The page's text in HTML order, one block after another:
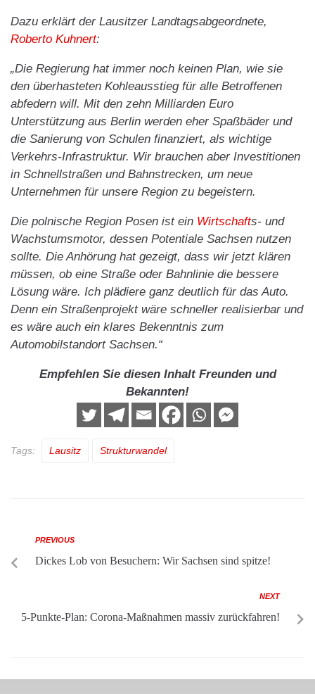
Dazu erklärt der Lausitzer Landtagsabgeordnete,
Roberto Kuhnert:
„Die Regierung hat immer noch keinen Plan, wie sie
den überhasteten Kohleausstieg für alle Betroffenen
abfedern will. Mit den zehn Milliarden Euro
Unterstützung aus Berlin werden eher Spaßbäder und
die Sanierung von Schulen finanziert, als wichtige
Verkehrs-Infrastruktur. Wir brauchen aber Investitionen
in Schnellstraßen und Bahnstrecken, um neue
Unternehmen für unsere Region zu begeistern.
Die polnische Region Posen ist ein Wirtschafts- und
Wachstumsmotor, dessen Potentiale Sachsen nutzen
sollte. Die Anhörung hat gezeigt, dass wir jetzt klären
müssen, ob eine Straße oder Bahnlinie die bessere
Lösung wäre. Ich plädiere ganz deutlich für das Auto.
Denn ein Straßenprojekt wäre schneller realisierbar und
es wäre auch ein klares Bekenntnis zum
Automobilstandort Sachsen.“
Empfehlen Sie diesen Inhalt Freunden und
Bekannten!
Tags: Lausitz Strukturwandel
PREVIOUS
Dickes Lob von Besuchern: Wir Sachsen sind spitze!
NEXT
5-Punkte-Plan: Corona-Maßnahmen massiv zurückfahren!